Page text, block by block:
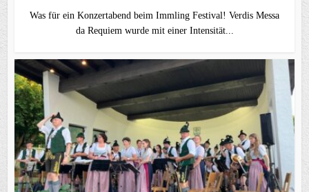
Was für ein Konzertabend beim Immling Festival! Verdis Messa
da Requiem wurde mit einer Intensität...